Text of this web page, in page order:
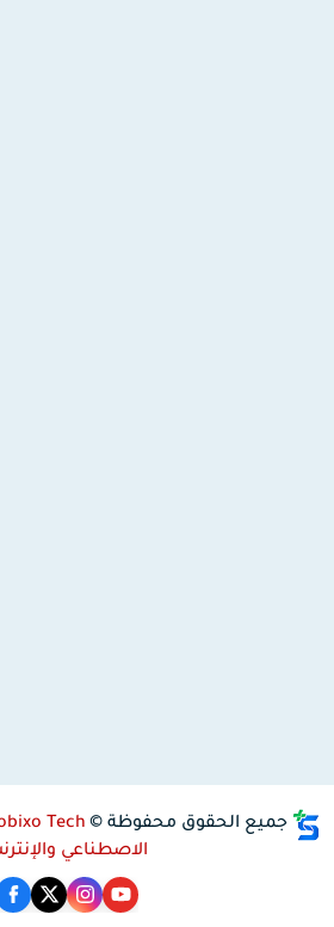
جميع الحقوق محفوظة ©
الاصطناعي والإنترنت